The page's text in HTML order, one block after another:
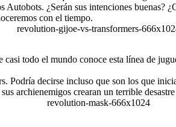
¿Serán sus intenciones buenas?
con el tiempo.
todo el mundo conoce esta línea de
Podría decirse incluso que son los que
archienemigos crearan un terrible